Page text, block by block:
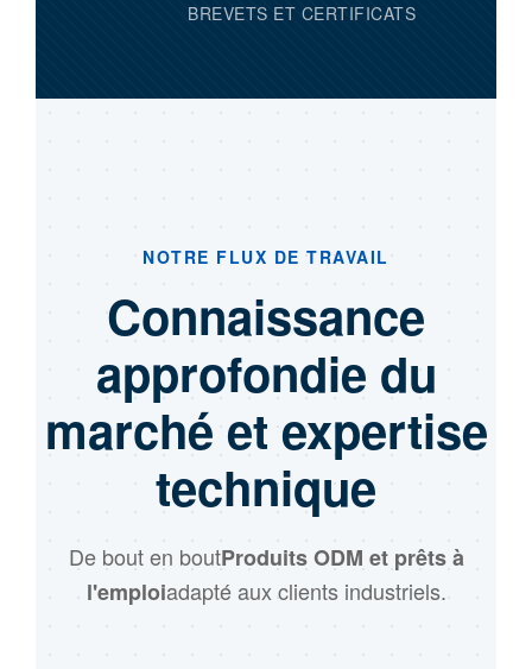
BREVETS ET CERTIFICATS
NOTRE FLUX DE TRAVAIL
Connaissance
approfondie du
marché et expertise
technique
De bout en boutProduits ODM et prêts à
l'emploiadapté aux clients industriels.